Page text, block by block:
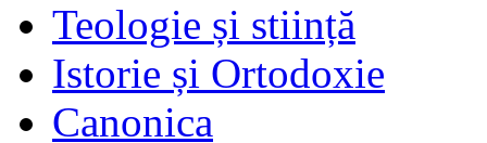
Teologie și stiință
Istorie și Ortodoxie
Canonica